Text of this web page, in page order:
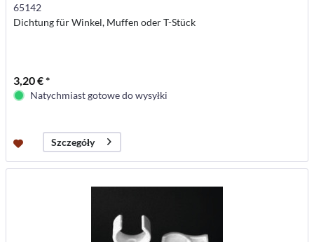
65142
Dichtung für Winkel, Muffen oder T-Stück
3,20 € *
Natychmiast gotowe do wysyłki
Szczegóły